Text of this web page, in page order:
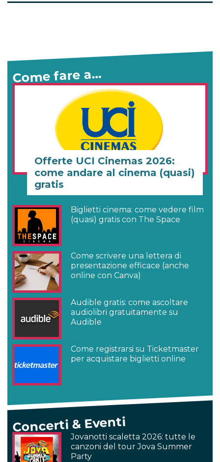
Come fare a…
Offerte UCI Cinemas 2026:
come andare al cinema (quasi)
gratis
Biglietti cinema: come vedere film
(quasi) gratis con The Space
Come scrivere una lettera di
presentazione efficace (anche
online con Canva)
Audible gratis: come ascoltare
audiolibri gratuitamente su
Audible
Come registrarsi su Ticketmaster
per acquistare biglietti online
Concerti & Eventi
Jovanotti scaletta 2026: tutte le
canzoni del tour Jova Summer
Party